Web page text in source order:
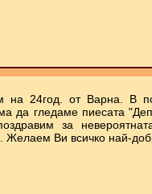
на 24год. от Варна. В
да гледаме пиесата
за
Желаем Ви всичко най-